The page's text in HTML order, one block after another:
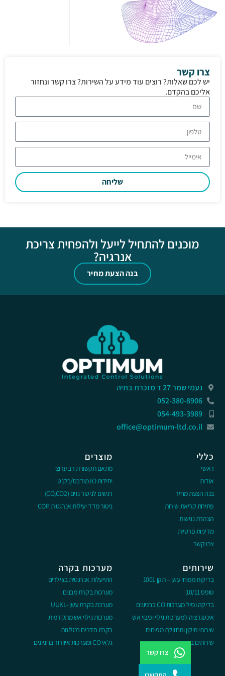
צרו קשר
יש לכם שאלות? רוצים עוד מידע על השירות? צרו קשר ונחזור
אליכם בהקדם.
שליחה
מוכנים להתחיל לייעל ולהפחית צריכת
אנרגיה?
בנה הצעת מחיר
נעמי שמר 27 ד מזכרת בתיה
052-380-8906
054-493-3989
office@optimum-ltd.co.il
כללי
ראשי
אודות
בנה הצעת מחיר
פתיחת קריאת שירות
הצהרת נגישות
מדיניות פרטיות
צרו קשר
מוצרים
מתאם תקשורת רב ערוצי
יחידות IO מודבס/בקנט
רגשים לניטור גזים (CO,CO2)
ניטור מדד יעילות אנרגטית COP
שירותים
בדיקות מפוחי עשן – תקן 1001
טופס 10/11
בדיקה וכיול מערכות CO בחניונים
אינטגרציה למערכות גילוי וכיבוי אש
שירותי תיקון ותחזוקת מפוחים
שירותים בענן
מערכות בקרה
התייעלות אנרגטית בצילרים
מערכות בקרת מבנים
מערכת בקרת עשן -UUKL
מערכות גילוי אש מתקדמות
בקרת חדרים במלונות
גלאי CO ומערכות איוורור בחניונים
צרו קשר